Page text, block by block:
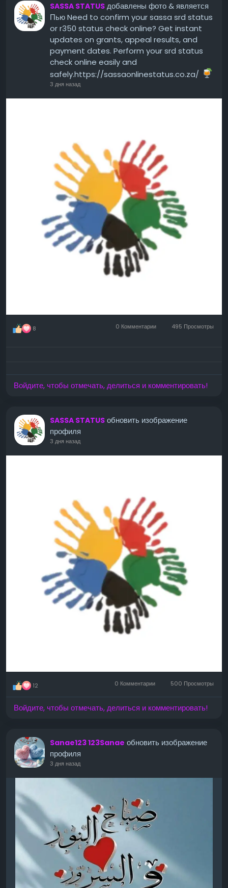
SASSA STATUS добавлены фото& является
Пью Need to confirm your sassa srd status
or r350 status check online? Get instant
updates on grants, appeal results, and
payment dates. Perform your srd status
check online easily and
safely.https://sassaonlinestatus.co.za/
3 дня назад
8 0 Комментарии 495 Просмотры
Войдите, чтобы отмечать, делиться и комментировать!
SASSA STATUS обновить изображение
профиля
3 дня назад
12 0 Комментарии 500 Просмотры
Войдите, чтобы отмечать, делиться и комментировать!
Sanae123 123Sanae обновить изображение
профиля
3 дня назад